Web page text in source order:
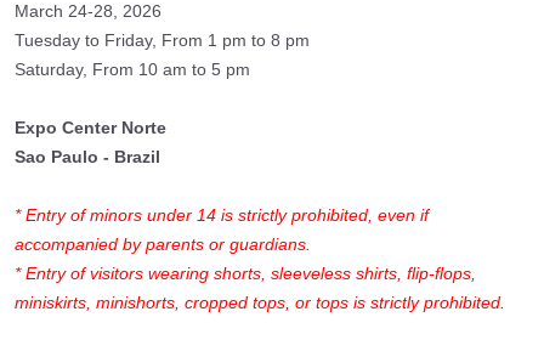
March 24-28, 2026
Tuesday to Friday, From 1 pm to 8 pm
Saturday, From 10 am to 5 pm
Expo Center Norte
Sao Paulo - Brazil
* Entry of minors under 14 is strictly prohibited, even if
accompanied by parents or guardians.
* Entry of visitors wearing shorts, sleeveless shirts, flip-flops,
miniskirts, minishorts, cropped tops, or tops is strictly prohibited.